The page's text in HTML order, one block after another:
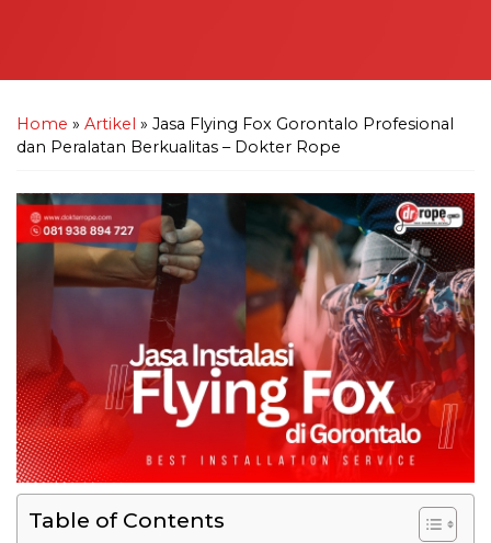
Home » Artikel » Jasa Flying Fox Gorontalo Profesional
dan Peralatan Berkualitas – Dokter Rope
Table of Contents